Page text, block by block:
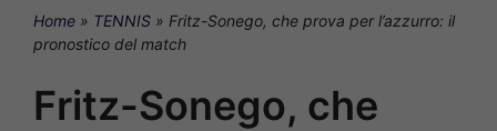
Home » TENNIS » Fritz-Sonego, che prova per l’azzurro: il
pronostico del match
Fritz-Sonego, che